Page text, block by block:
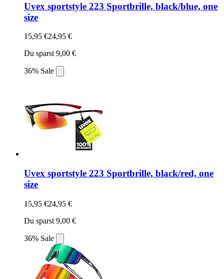
Uvex sportstyle 223 Sportbrille, black/blue, one
size
15,95 €24,95 €
Du sparst 9,00 €
36% Sale
Uvex sportstyle 223 Sportbrille, black/red, one
size
15,95 €24,95 €
Du sparst 9,00 €
36% Sale